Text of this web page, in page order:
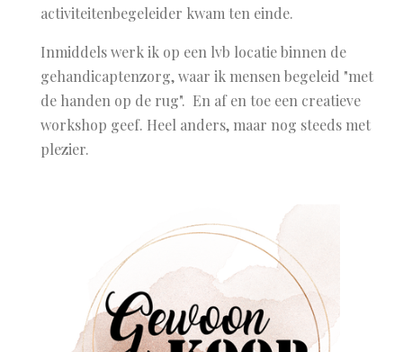
activiteitenbegeleider kwam ten einde.
Inmiddels werk ik op een lvb locatie binnen de
gehandicaptenzorg, waar ik mensen begeleid "met
de handen op de rug". En af en toe een creatieve
workshop geef. Heel anders, maar nog steeds met
plezier.